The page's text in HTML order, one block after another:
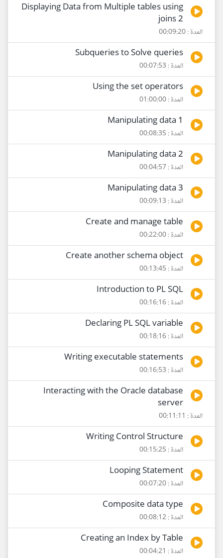
Displaying Data from Multiple tables using
joins 2
المدة : 00:09:20
Subqueries to Solve queries
المدة : 00:07:53
Using the set operators
المدة : 01:00:00
Manipulating data 1
المدة : 00:08:35
Manipulating data 2
المدة : 00:04:57
Manipulating data 3
المدة : 00:09:13
Create and manage table
المدة : 00:22:00
Create another schema object
المدة : 00:13:45
Introduction to PL SQL
المدة : 00:16:16
Declaring PL SQL variable
المدة : 00:18:16
Writing executable statements
المدة : 00:16:53
Interacting with the Oracle database
server
المدة : 00:11:11
Writing Control Structure
المدة : 00:15:25
Looping Statement
المدة : 00:07:20
Composite data type
المدة : 00:08:12
Creating an Index by Table
المدة : 00:04:21